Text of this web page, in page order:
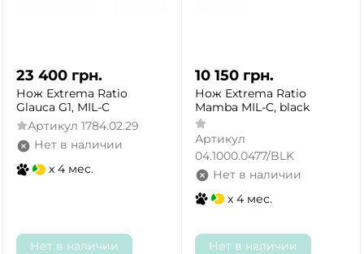
23 400 грн.
Нож Extrema Ratio
Glauca G1, MIL-C
Артикул 1784.02.29
Нет в наличии
x 4 мес.
Нет в наличии
10 150 грн.
Нож Extrema Ratio
Mamba MIL-C, black
Артикул
04.1000.0477/BLK
Нет в наличии
x 4 мес.
Нет в наличии